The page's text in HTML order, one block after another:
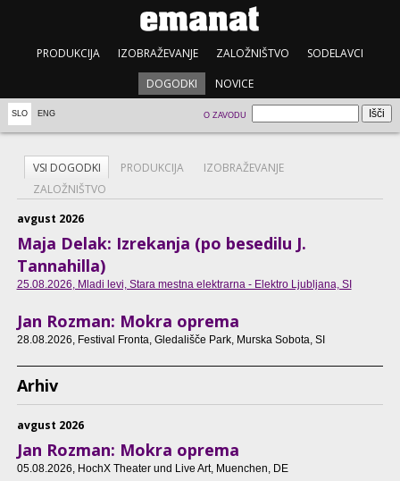
PRODUKCIJA IZOBRAŽEVANJE ZALOŽNIŠTVO SODELAVCI
DOGODKI NOVICE
SLO ENG O ZAVODU
VSI DOGODKI PRODUKCIJA
IZOBRAŽEVANJE
ZALOŽNIŠTVO
avgust 2026
Maja Delak: Izrekanja (po besedilu J.
Tannahilla)
25.08.2026 , Mladi levi, Stara mestna elektrarna - Elektro Ljubljana, SI
Jan Rozman: Mokra oprema
28.08.2026 , Festival Fronta, Gledališče Park, Murska Sobota, SI
Arhiv
avgust 2026
Jan Rozman: Mokra oprema
05.08.2026 , HochX Theater und Live Art, Muenchen, DE